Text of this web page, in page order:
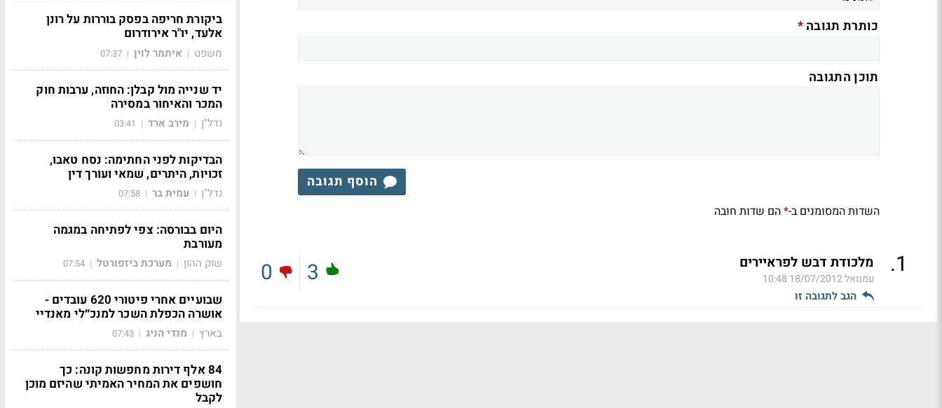
כותרת תגובה*
תוכן התגובה
הוסף תגובה
השדות המסומנים ב-*הם שדות חובה
1
. מלכודת דבש לפראיירים
עמנואל18/07/2012 10:48
הגב לתגובה זו
3
0
ביקורת חריפה בפסק בוררות על רונן
אלעד, יו"ר אירודרום
משפט | איתמר לוין |
07:37
יד שנייה מול קבלן: החוזה, ערבות חוק
המכר והאיחור במסירה
נדל"ן | מירב ארד |
03:41
הבדיקות לפני החתימה: נסח טאבו,
זכויות, היתרים, שמאי ועורך דין
נדל"ן | עמית בר |
07:58
היום בבורסה: צפי לפתיחה במגמה
מעורבת
שוק ההון | מערכת ביזפורטל |
07:54
שבועיים אחרי פיטורי 620 עובדים -
אושרה הכפלת השכר למנכ״לי מאנדיי
בארץ | מנדי הניג |
07:43
84 אלף דירות מחפשות קונה: כך
חושפים את המחיר האמיתי שהיזם מוכן
לקבל